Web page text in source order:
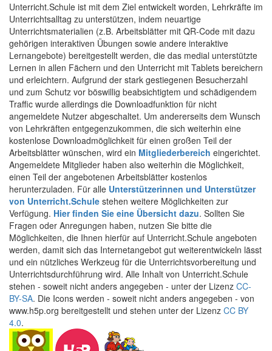
Unterricht.Schule ist mit dem Ziel entwickelt worden, Lehrkräfte im
Unterrichtsalltag zu unterstützen, indem neuartige
Unterrichtsmaterialien (z.B. Arbeitsblätter mit QR-Code mit dazu
gehörigen interaktiven Übungen sowie andere interaktive
Lernangebote) bereitgestellt werden, die das medial unterstützte
Lernen in allen Fächern und den Unterricht mit Tablets bereichern
und erleichtern. Aufgrund der stark gestiegenen Besucherzahl
und zum Schutz vor böswillig beabsichtigtem und schädigendem
Traffic wurde allerdings die Downloadfunktion für nicht
angemeldete Nutzer abgeschaltet. Um andererseits dem Wunsch
von Lehrkräften entgegenzukommen, die sich weiterhin eine
kostenlose Downloadmöglichkeit für einen großen Teil der
Arbeitsblätter wünschen, wird ein Mitgliederbereich eingerichtet.
Angemeldete Mitglieder haben also weiterhin die Möglichkeit,
einen Teil der angebotenen Arbeitsblätter kostenlos
herunterzuladen. Für alle Unterstützerinnen und Unterstützer
von Unterricht.Schule stehen weitere Möglichkeiten zur
Verfügung. Hier finden Sie eine Übersicht dazu. Sollten Sie
Fragen oder Anregungen haben, nutzen Sie bitte die
Möglichkeiten, die Ihnen hierfür auf Unterricht.Schule angeboten
werden, damit sich das Internetangebot gut weiterentwickeln lässt
und ein nützliches Werkzeug für die Unterrichtsvorbereitung und
Unterrichtsdurchführung wird. Alle Inhalt von Unterricht.Schule
stehen - soweit nicht anders angegeben - unter der Lizenz CC-
BY-SA. Die Icons werden - soweit nicht anders angegeben - von
www.h5p.org bereitgestellt und stehen unter der Lizenz CC BY
4.0.